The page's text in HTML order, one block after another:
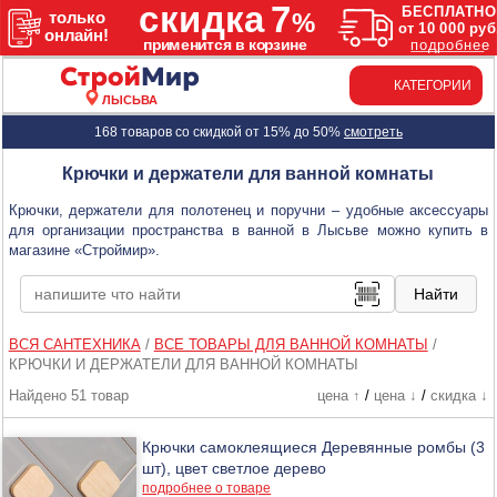
ЛЫСЬВА
КАТЕГОРИИ
168 товаров со скидкой от 15% до 50% смотреть
Крючки и держатели для ванной комнаты
Крючки, держатели для полотенец и поручни – удобные аксессуары
для организации пространства в ванной в Лысьве можно купить в
магазине «Строймир».
ВСЯ САНТЕХНИКА/ ВСЕ ТОВАРЫ ДЛЯ ВАННОЙ КОМНАТЫ /
КРЮЧКИ И ДЕРЖАТЕЛИ ДЛЯ ВАННОЙ КОМНАТЫ
Найдено 51 товар
цена ↑ / цена ↓ / скидка ↓
Крючки самоклеящиеся Деревянные ромбы (3
шт), цвет светлое дерево
подробнее о товаре